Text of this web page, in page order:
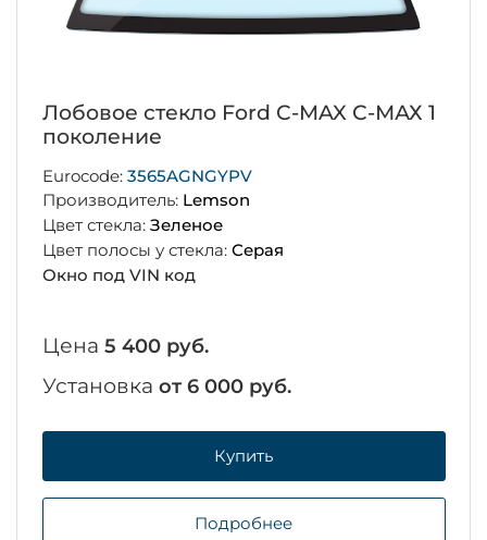
Лобовое стекло Ford C-MAX С-МАХ 1
поколение
Eurocode: 3565AGNGYPV
Производитель: Lemson
Цвет стекла: Зеленое
Цвет полосы у стекла: Серая
Окно под VIN код
Цена 5 400 руб.
Установка от 6 000 руб.
Купить
Подробнее